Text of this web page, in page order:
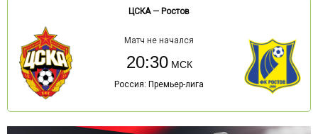
ЦСКА— Ростов
Матч не начался
20:30
Россия: Премьер-лига